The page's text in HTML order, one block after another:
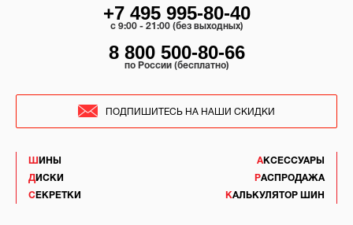
ШИНЫ
ДИСКИ
СЕКРЕТКИ
АКСЕССУАРЫ
РАСПРОДАЖА
КАЛЬКУЛЯТОР ШИН
+7 495 995-80-40
c 9:00 - 21:00 (без выходных)
8 800 500-80-66
по России (бесплатно)
ПОДПИШИТЕСЬ НА НАШИ СКИДКИ